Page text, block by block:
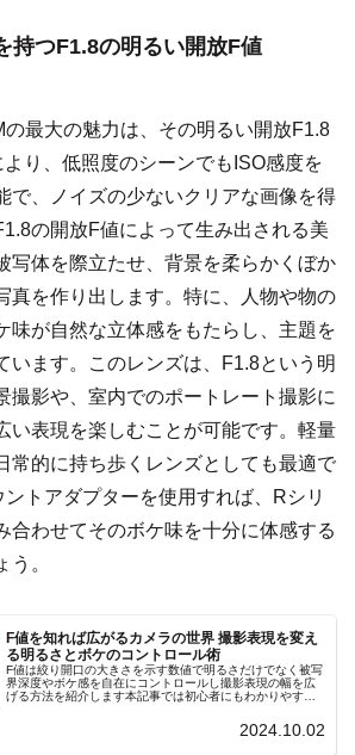
持つF1.8の明るい開放F値
の最大の魅力は、その明るい開放F1.8
り、低照度のシーンでもISO感度を
で、ノイズの少ないクリアな画像を得
の開放F値によって生み出される美
写体を際立たせ、背景を柔らかくぼか
真を作り出します。特に、人物や物の
味が自然な立体感をもたらし、主題を
います。このレンズは、F1.8という明
撮影や、室内でのポートレート撮影に
い表現を楽しむことが可能です。軽量
常的に持ち歩くレンズとしても最適で
トアダプターを使用すれば、Rシリ
合わせてそのボケ味を十分に体感する
う。
F値を知れば広がるカメラの世界 撮影表現を変え
る明るさとボケのコントロール術
F値は絞り開口の大きさを示す数値で明るさだけでなく被写
界深度やボケ感を自在にコントロールし撮影表現の幅を広
げる方法を紹介します本記事では初心者にもわかりやすい
2024.10.02